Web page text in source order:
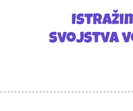
svojstva